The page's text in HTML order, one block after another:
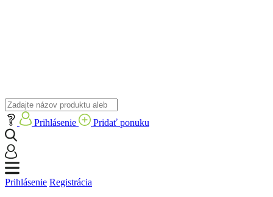
Prihlásenie Pridať ponuku
Prihlásenie Registrácia